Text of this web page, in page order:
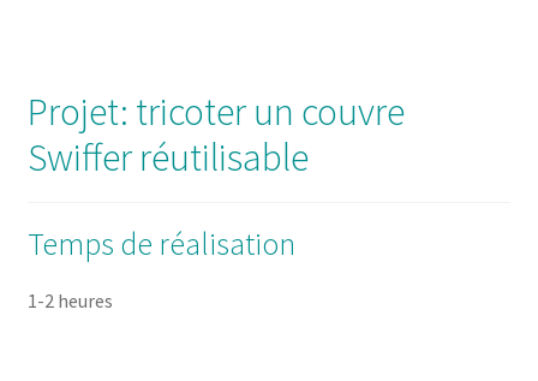
Projet: tricoter un couvre
Swiffer réutilisable
Temps de réalisation
1-2 heures